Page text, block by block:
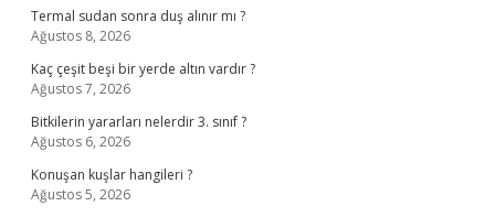
Termal sudan sonra duş alınır mı ?
Ağustos 8, 2026
Kaç çeşit beşi bir yerde altın vardır ?
Ağustos 7, 2026
Bitkilerin yararları nelerdir 3. sınıf ?
Ağustos 6, 2026
Konuşan kuşlar hangileri ?
Ağustos 5, 2026